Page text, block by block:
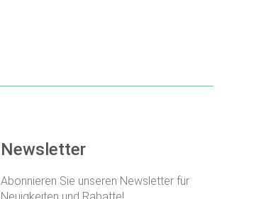
Newsletter
Abonnieren Sie unseren Newsletter für
Neuigkeiten und Rabatte!